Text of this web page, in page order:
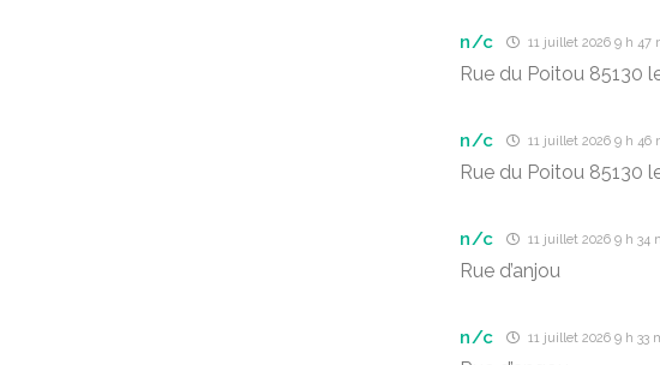
n/c 11 juillet 2026 9 h 47
Rue du Poitou 85130
n/c 11 juillet 2026 9 h 46
Rue du Poitou 85130
n/c 11 juillet 2026 9 h 34
Rue d’anjou
n/c 11 juillet 2026 9 h 33